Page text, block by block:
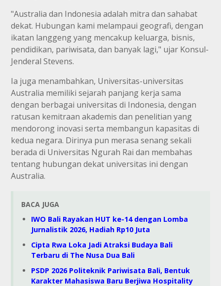
"Australia dan Indonesia adalah mitra dan sahabat
dekat. Hubungan kami melampaui geografi, dengan
ikatan langgeng yang mencakup keluarga, bisnis,
pendidikan, pariwisata, dan banyak lagi," ujar Konsul-
Jenderal Stevens.
Ia juga menambahkan, Universitas-universitas
Australia memiliki sejarah panjang kerja sama
dengan berbagai universitas di Indonesia, dengan
ratusan kemitraan akademis dan penelitian yang
mendorong inovasi serta membangun kapasitas di
kedua negara. Dirinya pun merasa senang sekali
berada di Universitas Ngurah Rai dan membahas
tentang hubungan dekat universitas ini dengan
Australia.
BACA JUGA
IWO Bali Rayakan HUT ke-14 dengan Lomba
Jurnalistik 2026, Hadiah Rp10 Juta
Cipta Rwa Loka Jadi Atraksi Budaya Bali
Terbaru di The Nusa Dua Bali
PSDP 2026 Politeknik Pariwisata Bali, Bentuk
Karakter Mahasiswa Baru Berjiwa Hospitality